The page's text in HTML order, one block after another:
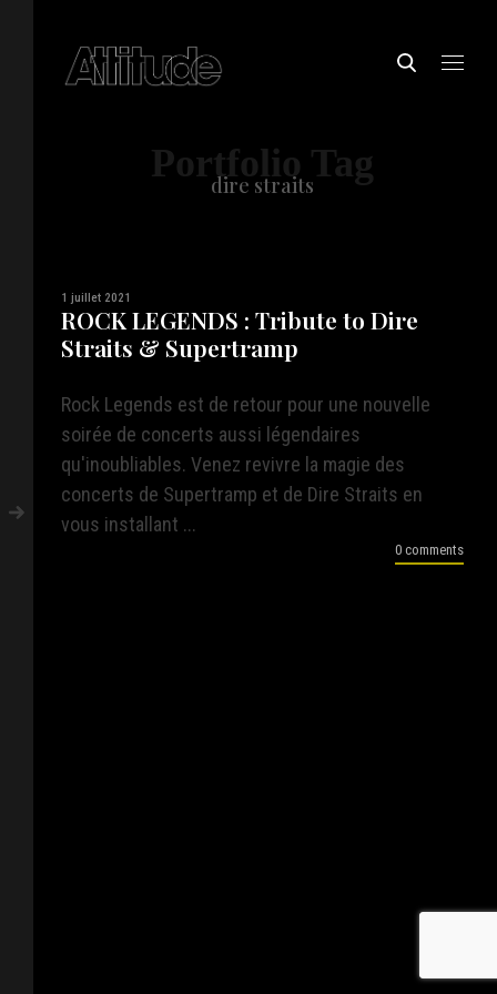
Portfolio Tag
dire straits
1 juillet 2021
ROCK LEGENDS : Tribute to Dire
Straits & Supertramp
Rock Legends est de retour pour une nouvelle
soirée de concerts aussi légendaires
qu'inoubliables. Venez revivre la magie des
concerts de Supertramp et de Dire Straits en
vous installant ...
0 comments